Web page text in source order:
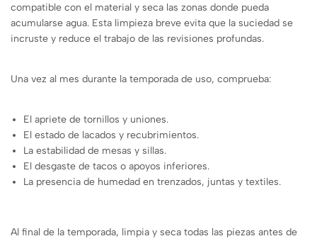
compatible con el material y seca las zonas donde pueda
acumularse agua. Esta limpieza breve evita que la suciedad se
incruste y reduce el trabajo de las revisiones profundas.
Una vez al mes durante la temporada de uso, comprueba:
El apriete de tornillos y uniones.
El estado de lacados y recubrimientos.
La estabilidad de mesas y sillas.
El desgaste de tacos o apoyos inferiores.
La presencia de humedad en trenzados, juntas y textiles.
Al final de la temporada, limpia y seca todas las piezas antes de